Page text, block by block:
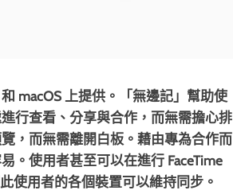
macOS 上提供。「無邊記」幫助使
行查看、分享與合作，而無需擔心排
，而無需離開白板。藉由專為合作而
。使用者甚至可以在進行 FaceTime
使用者的各個裝置可以維持同步。